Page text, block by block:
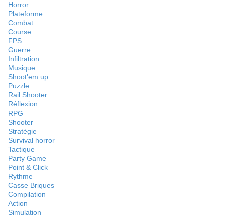
Horror
Plateforme
Combat
Course
FPS
Guerre
Infiltration
Musique
Shoot'em up
Puzzle
Rail Shooter
Réflexion
RPG
Shooter
Stratégie
Survival horror
Tactique
Party Game
Point & Click
Rythme
Casse Briques
Compilation
Action
Simulation